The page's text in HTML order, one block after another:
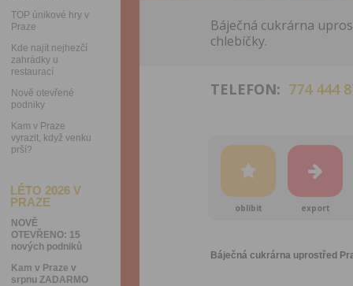
TOP únikové hry v
Praze
Kde najít nejhezčí
zahrádky u
restaurací
Nově otevřené
podniky
Kam v Praze
vyrazit, když venku
prší?
LÉTO 2026 V
PRAZE
NOVĚ
OTEVŘENO: 15
nových podniků
Kam v Praze v
srpnu ZADARMO
Báječná cukrárna
chlebíčky.
TELEFON: 774 444
oblíbit export
Báječná cukrárna uprostřed